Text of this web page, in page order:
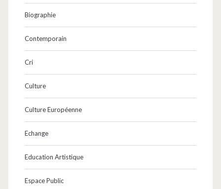
Biographie
Contemporain
Cri
Culture
Culture Européenne
Echange
Education Artistique
Espace Public